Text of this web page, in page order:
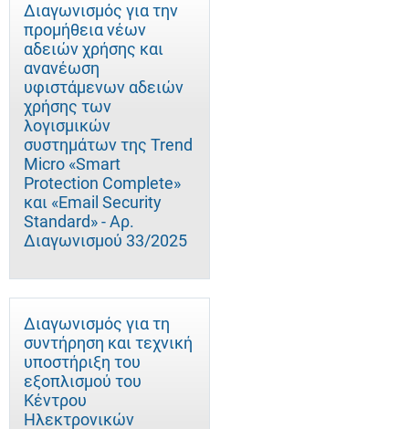
Διαγωνισμός για την
προμήθεια νέων
αδειών χρήσης και
ανανέωση
υφιστάμενων αδειών
χρήσης των
λογισμικών
συστημάτων της Trend
Micro «Smart
Protection Complete»
και «Email Security
Standard» - Αρ.
Διαγωνισμού 33/2025
Διαγωνισμός για τη
συντήρηση και τεχνική
υποστήριξη του
εξοπλισμού του
Κέντρου
Ηλεκτρονικών